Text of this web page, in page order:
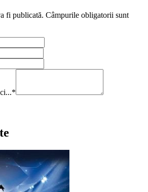
fi publicată. Câmpurile obligatorii sunt
*